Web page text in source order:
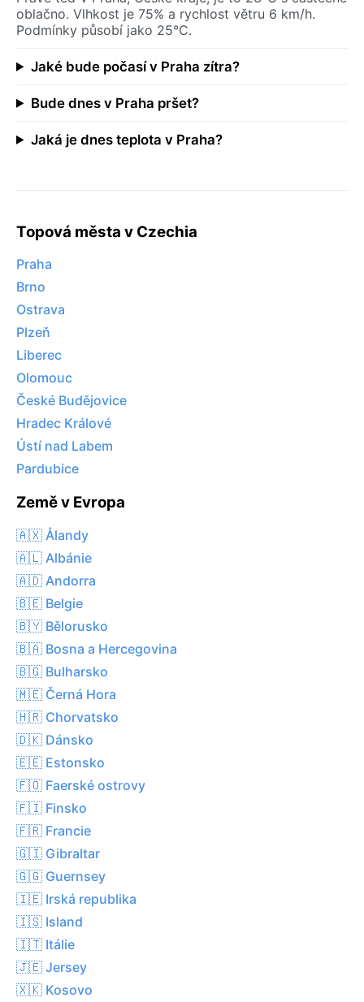
oblačno. Vlhkost je 75% a rychlost větru 6 km/h.
Podmínky působí jako 25°C.
Jaké bude počasí v Praha zítra?
Bude dnes v Praha pršet?
Jaká je dnes teplota v Praha?
Topová města v Czechia
Praha
Brno
Ostrava
Plzeň
Liberec
Olomouc
České Budějovice
Hradec Králové
Ústí nad Labem
Pardubice
Země v Evropa
🇦🇽 Ålandy
🇦🇱 Albánie
🇦🇩 Andorra
🇧🇪 Belgie
🇧🇾 Bělorusko
🇧🇦 Bosna a Hercegovina
🇧🇬 Bulharsko
🇲🇪 Černá Hora
🇭🇷 Chorvatsko
🇩🇰 Dánsko
🇪🇪 Estonsko
🇫🇴 Faerské ostrovy
🇫🇮 Finsko
🇫🇷 Francie
🇬🇮 Gibraltar
🇬🇬 Guernsey
🇮🇪 Irská republika
🇮🇸 Island
🇮🇹 Itálie
🇯🇪 Jersey
🇽🇰 Kosovo